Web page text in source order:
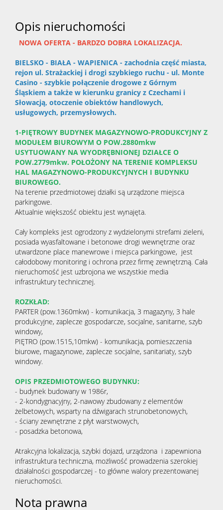
Opis nieruchomości
NOWA OFERTA - BARDZO DOBRA LOKALIZACJA.
BIELSKO - BIAŁA - WAPIENICA - zachodnia część miasta,
rejon ul. Strażackiej i drogi szybkiego ruchu - ul. Monte
Casino - szybkie połączenie drogowe z Górnym
Śląskiem a także w kierunku granicy z Czechami i
Słowacją, otoczenie obiektów handlowych,
usługowych, przemysłowych.
1-PIĘTROWY BUDYNEK MAGAZYNOWO-PRODUKCYJNY Z
MODUŁEM BIUROWYM O POW.2880mkw
USYTUOWANY NA WYODRĘBNIONEJ DZIAŁCE O
POW.2779mkw. POŁOŻONY NA TERENIE KOMPLEKSU
HAL MAGAZYNOWO-PRODUKCYJNYCH I BUDYNKU
BIUROWEGO.
Na terenie przedmiotowej działki są urządzone miejsca
parkingowe.
Aktualnie większość obiektu jest wynajęta.
Cały kompleks jest ogrodzony z wydzielonymi strefami zieleni,
posiada wyasfaltowane i betonowe drogi wewnętrzne oraz
utwardzone place manewrowe i miejsca parkingowe, jest
całodobowy monitoring i ochrona przez firmę zewnętrzną. Cała
nieruchomość jest uzbrojona we wszystkie media
infrastruktury technicznej.
ROZKŁAD:
PARTER (pow.1360mkw) - komunikacja, 3 magazyny, 3 hale
produkcyjne, zaplecze gospodarcze, socjalne, sanitarne, szyb
windowy,
PIĘTRO (pow.1515,10mkw) - komunikacja, pomieszczenia
biurowe, magazynowe, zaplecze socjalne, sanitariaty, szyb
windowy.
OPIS PRZEDMIOTOWEGO BUDYNKU:
- budynek budowany w 1986r,
- 2-kondygnacyjny, 2-nawowy zbudowany z elementów
żelbetowych, wsparty na dźwigarach strunobetonowych,
- ściany zewnętrzne z płyt warstwowych,
- posadzka betonowa,
Atrakcyjna lokalizacja, szybki dojazd, urządzona i zapewniona
infrastruktura techniczna, możliwość prowadzenia szerokiej
działalności gospodarczej - to główne walory prezentowanej
nieruchomości.
Nota prawna